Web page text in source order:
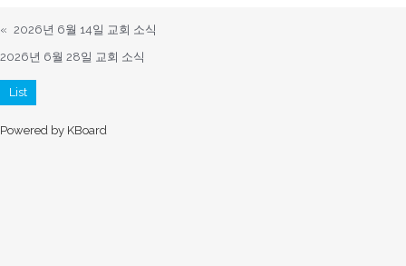
« 2026년 6월 14일 교회 소식
2026년 6월 28일 교회 소식
List
Powered by KBoard